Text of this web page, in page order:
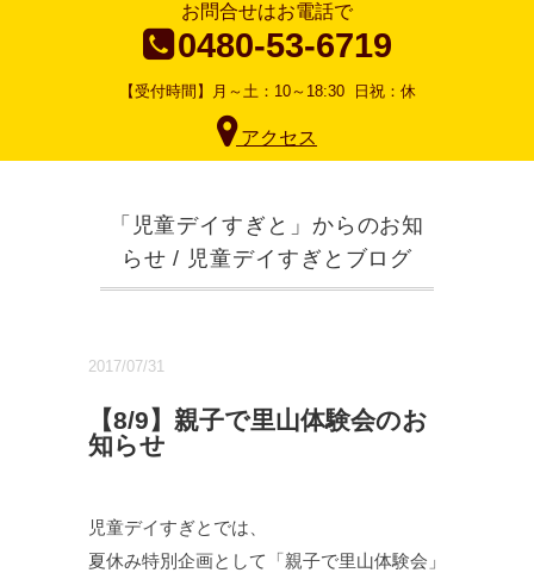
お問合せはお電話で
0480-53-6719
【受付時間】 月～土：10～18:30 日祝：休
アクセス
「児童デイすぎと」からのお知
らせ / 児童デイすぎとブログ
2017/07/31
【8/9】親子で里山体験会のお
知らせ
児童デイすぎとでは、
夏休み特別企画として「親子で里山体験会」